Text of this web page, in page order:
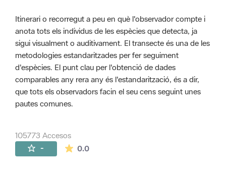
Itinerari o recorregut a peu en què l'observador compte i
anota tots els individus de les espècies que detecta, ja
sigui visualment o auditivament. El transecte és una de les
metodologies estandaritzades per fer seguiment
d'espècies. El punt clau per l'obtenció de dades
comparables any rera any és l'estandarització, és a dir,
que tots els observadors facin el seu cens seguint unes
pautes comunes.
105773 Accesos
- 0.0La valoración media es de 0 estrellas de